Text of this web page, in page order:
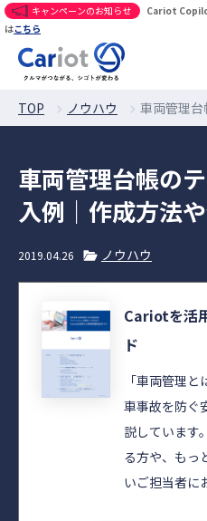
キャンペーンのお知らせ
Cariot
はこちら
TOP ノウハウ 車両管理台帳のテ
車両管理台帳の
入例｜作成方法
2019.04.26 ノウハウ
Cariotを活
ド
「車両管理
車事故を防ぐ
説しています
る方や、もっ
いご担当者に